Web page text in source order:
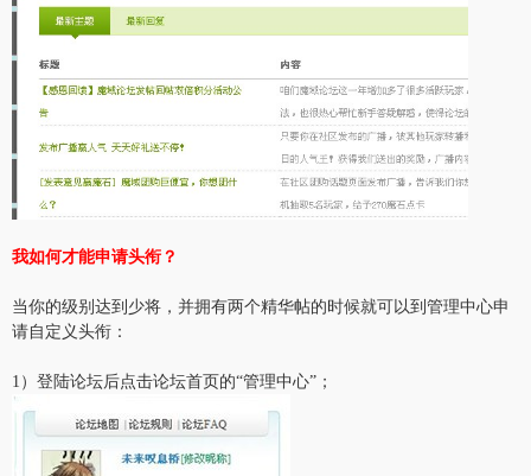
我如何才能申请头衔？
当你的级别达到少将，并拥有两个精华帖的时候就可以到管理中心申
请自定义头衔：
1）登陆论坛后点击论坛首页的“管理中心”；